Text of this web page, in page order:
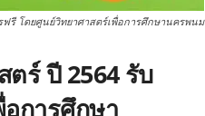
รี โดยศูนย์วิทยาศาสตร์เพื่อการศึกษานครพนม
ร์ ปี 2564 รับ
การศึกษา